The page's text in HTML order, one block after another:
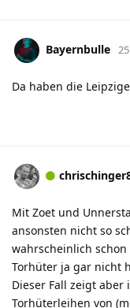
Bayernbulle
Da haben die
Mit Zoet und
ansonsten nicht so
wahrscheinlich
Torhüter ja gar nicht
Dieser Fall zeigt aber
Torhüterleihen von